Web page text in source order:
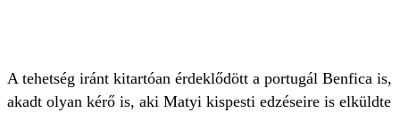
A tehetség iránt kitartóan érdeklődött a portugál Benfica is,
akadt olyan kérő is, aki Matyi kispesti edzéseire is elküldte